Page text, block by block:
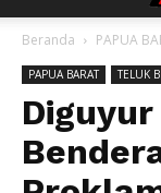
Beranda PAPUA
PAPUA BARAT TELUK